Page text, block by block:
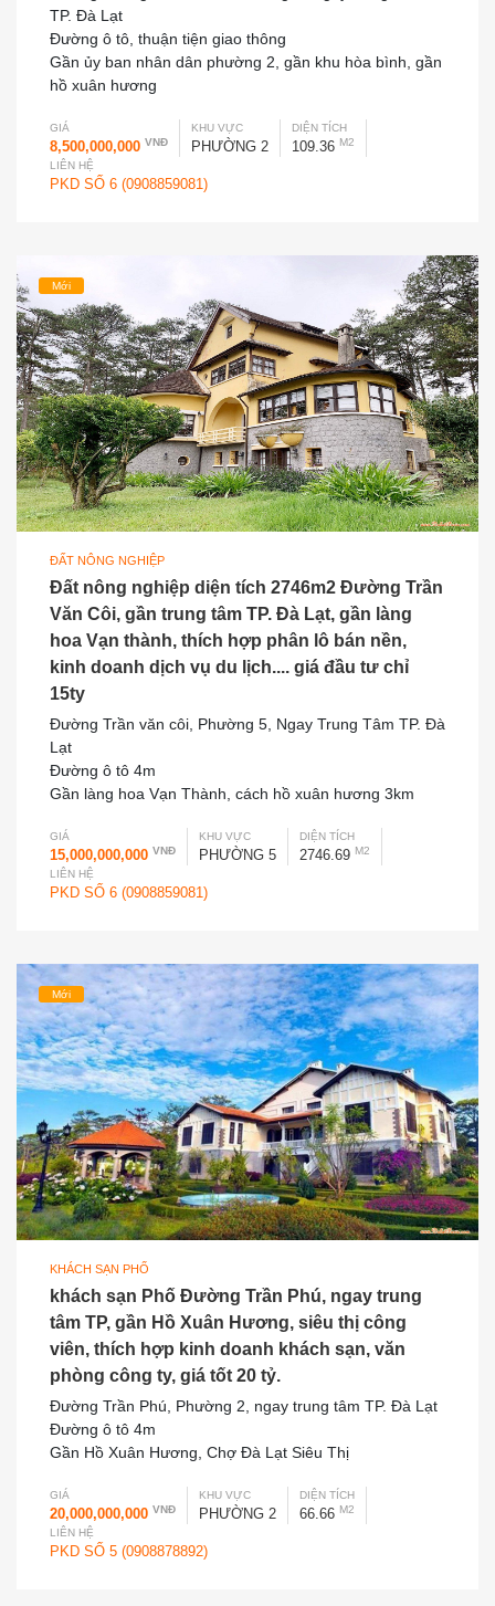
TP. Đà Lạt
Đường ô tô, thuận tiện giao thông
Gần ủy ban nhân dân phường 2, gần khu hòa bình, gần
hồ xuân hương
GIÁ
8,500,000,000 VNĐ
KHU VỰC
PHƯỜNG 2
DIỆN TÍCH
109.36 M2
LIÊN HỆ
PKD SỐ 6 (0908859081)
Mới
ĐẤT NÔNG NGHIỆP
Đất nông nghiệp diện tích 2746m2 Đường Trần
Văn Côi, gần trung tâm TP. Đà Lạt, gần làng
hoa Vạn thành, thích hợp phân lô bán nền,
kinh doanh dịch vụ du lịch.... giá đầu tư chỉ
15ty
Đường Trần văn côi, Phường 5, Ngay Trung Tâm TP. Đà
Lạt
Đường ô tô 4m
Gần làng hoa Vạn Thành, cách hồ xuân hương 3km
GIÁ
15,000,000,000 VNĐ
KHU VỰC
PHƯỜNG 5
DIỆN TÍCH
2746.69 M2
LIÊN HỆ
PKD SỐ 6 (0908859081)
Mới
KHÁCH SẠN PHỐ
khách sạn Phố Đường Trần Phú, ngay trung
tâm TP, gần Hồ Xuân Hương, siêu thị công
viên, thích hợp kinh doanh khách sạn, văn
phòng công ty, giá tốt 20 tỷ.
Đường Trần Phú, Phường 2, ngay trung tâm TP. Đà Lạt
Đường ô tô 4m
Gần Hồ Xuân Hương, Chợ Đà Lạt Siêu Thị
GIÁ
20,000,000,000 VNĐ
KHU VỰC
PHƯỜNG 2
DIỆN TÍCH
66.66 M2
LIÊN HỆ
PKD SỐ 5 (0908878892)